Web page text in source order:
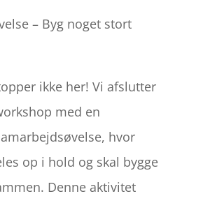
– Byg noget stort
ikke her! Vi afslutter
med en
hvor
op i hold og skal bygge
Denne aktivitet